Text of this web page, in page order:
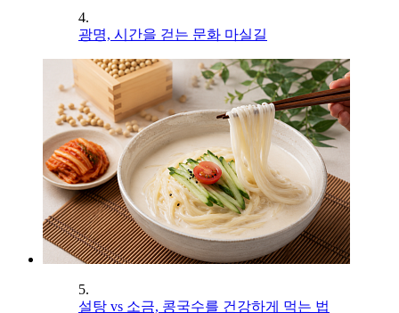
4.
광명, 시간을 걷는 문화 마실길
5.
설탕 vs 소금, 콩국수를 건강하게 먹는 법